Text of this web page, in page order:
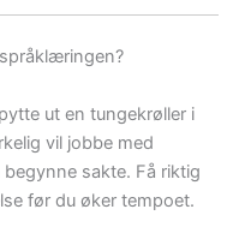
ut en tungekrøller i
vil jobbe med
sakte. Få riktig
før du øker tempoet.